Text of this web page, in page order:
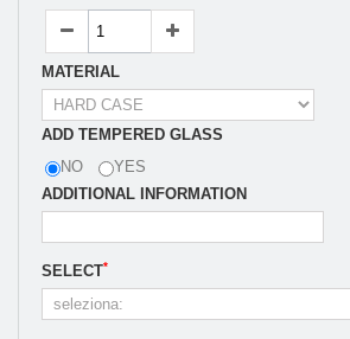
MATERIAL
ADD TEMPERED GLASS
NO
YES
ADDITIONAL INFORMATION
SELECT*